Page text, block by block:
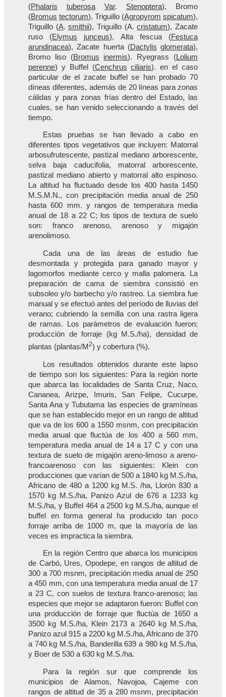
(Phalaris tuberosa Var. Stenoptera), Bromo
(Bromus tectorum), Triguillo (Agropyrom spicatum),
Triguillo (A.smithii), Triguillo (A.cristatum), Zacate
ruso (Elymus junceus), Alta fescua (Festuca
arundinacea), Zacate huerta (Dactylis glomerata),
Bromo liso (Bromus inermis). Ryegrass (Lolium
perenne) y Buffel (Cenchrus ciliaris). en el caso
particular de el zacate buffel se han probado 70
díneas diferentes, además de 20 líneas para zonas
cálidas y para zonas frías dentro del Estado, las
cuales, se han venido seleccionando a través del
tiempo.
Estas pruebas se han llevado a cabo en
diferentes tipos vegetativos que incluyen: Matorral
arbosufrutescente, pastizal mediano arborescente,
selva baja caducifolia, matorral arborescente,
pastizal mediano abierto y matorral alto espinoso.
La altitud ha fluctuado desde los 400 hasta 1450
M.S.M.N., con precipitación media anual de 250
hasta 600 mm. y rangos de temperatura media
anual de 18 a 22 C; los tipos de textura de suelo
son: franco arenoso, arenoso y migajón
arenolimoso.
Cada una de las áreas de estudio fue
desmontada y protegida para ganado mayor y
lagomorfos mediante cerco y malla palomera. La
preparación de cama de siembra consistió en
subsoleo y/o barbecho y/o rastreo. La siembra fue
manual y se efectuó antes del período de lluvias del
verano; cubriendo la semilla con una rastra ligera
de ramas. Los parámetros de evaluación fueron:
producción de forraje (kg M.S./ha), densidad de
plantas (plantas/M 2) y cobertura (%).
Los resultados obtenidos durante este lapso
de tiempo son los siguientes: Para la región norte
que abarca las localidades de Santa Cruz, Naco,
Cananea, Arizpe, Imuris, San Felipe, Cucurpe,
Santa Ana y Tubutama las especies de gramíneas
que se han establecido mejor en un rango de altitud
que va de los 600 a 1550 msnm, con precipitación
media anual que fluctúa de los 400 a 560 mm,
temperatura media anual de 14 a 17 C y con una
textura de suelo de migajón areno-limoso a areno-
francoarenoso con las siguientes: Klein con
producciones que varían de 500 a 1840 kg M.S./ha,
Africano de 480 a 1200 kg M.S. /ha, Llorón 830 a
1570 kg M.S./ha, Panizo Azul de 676 a 1233 kg
M.S./ha, y Buffel 464 a 2500 kg M.S./ha, aunque el
buffel en forma general ha producido tan poco
forraje arriba de 1000 m, que la mayoría de las
veces es impractica la siembra.
En la región Centro que abarca los municipios
de Carbó, Ures, Opodepe, en rangos de altitud de
300 a 700 msnm, precipitación media anual de 250
a 450 mm, con una temperatura media anual de 17
a 23 C, con suelos de textura franco-arenoso; las
especies que mejor se adaptaron fueron: Buffel con
una producción de forraje que fluctúa de 1650 a
3500 kg M.S./ha, Klein 2173 a 2640 kg M.S./ha,
Panizo azul 915 a 2200 kg M.S./ha, Africano de 370
a 740 kg M.S./ha, Banderilla 639 a 980 kg M.S./ha,
y Boer de 530 a 630 kg M.S./ha.
Para la región sur que comprende los
municipios de Alamos, Navojoa, Cajeme con
rangos de altitud de 35 a 280 msnm, precipitación